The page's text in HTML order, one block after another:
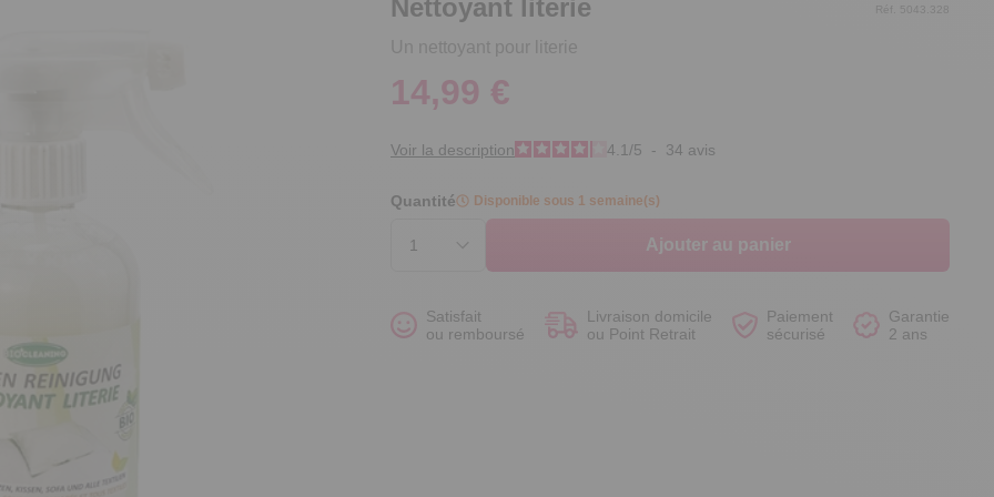
Nettoyant literie
Un nettoyant pour literie
Réf. 5043.328
14,99 €
Voir la description 4.1 /5 - 34 avis
Quantité Disponible sous 1 semaine(s)
Ajouter au panier
Satisfait
ou remboursé
Livraison domicile
ou Point Retrait
Paiement
sécurisé
Garantie
2 ans